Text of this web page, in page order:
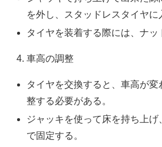
を外し、スタッドレスタイヤに
タイヤを装着する際には、ナッ
車高の調整
タイヤを交換すると、車高が変
整する必要がある。
ジャッキを使って床を持ち上げ
で固定する。